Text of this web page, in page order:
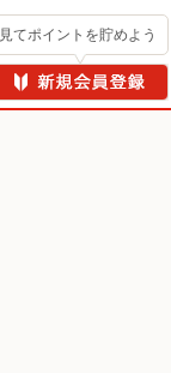
てポイントを貯めよう